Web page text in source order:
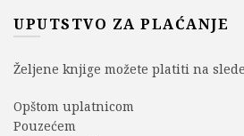
UPUTSTVO ZA PLAĆANJE
Željene knjige možete platiti na
Opštom uplatnicom
Pouzećem